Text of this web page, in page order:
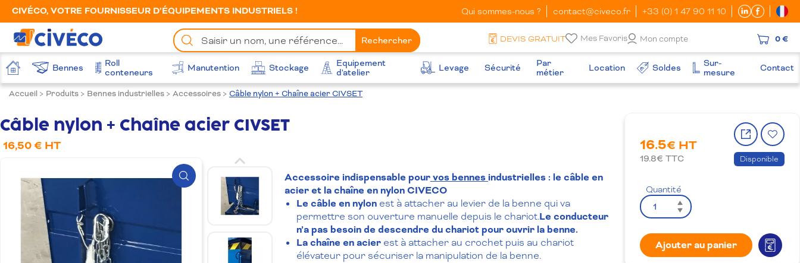
CIVÉCO, VOTRE FOURNISSEUR D’ÉQUIPEMENTS INDUSTRIELS ! Qui sommes-nous ? contact@civeco.fr +33 (0) 1 47 90 11 10
Chercher
un
produit
Rechercher DEVIS GRATUIT Mes Favoris Mon compte 0 €
Accueil Bennes
Roll
conteneurs
Manutention Stockage
Equipement
d'atelier
Levage Sécurité
Par
métier
Location Soldes
Sur-
mesure
Contact
Accueil > Produits > Bennes industrielles > Accessoires > Câble nylon + Chaîne acier CIVSET
Câble nylon + Chaîne acier CIVSET
16,50 € HT
Zoom Accessoire indispensable pourvos bennesindustrielles : le câble en
acier et la chaîne en nylon CIVECO
Le câble en nylon est à attacher au levier de la benne qui va
permettre son ouverture manuelle depuis le chariot.Le conducteur
n’a pas besoin de descendre du chariot pour ouvrir la benne.
La chaîne en acier est à attacher au crochet puis au chariot
élévateur pour sécuriser la manipulation de la benne.
16.5€ HT
19.8€ TTC
Partager
le
produit
à
la
Disponible
Quantité
Ajouter au panier